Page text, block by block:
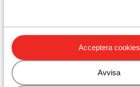
Acceptera cookies
Avvisa
Närmaste butiker ca 600 m
Närmaste kiosk ca 400 m
Närmaste restaurang ca 200 m
Närmaste apotek ca 800 m
Närmaste läkare ca 4 km